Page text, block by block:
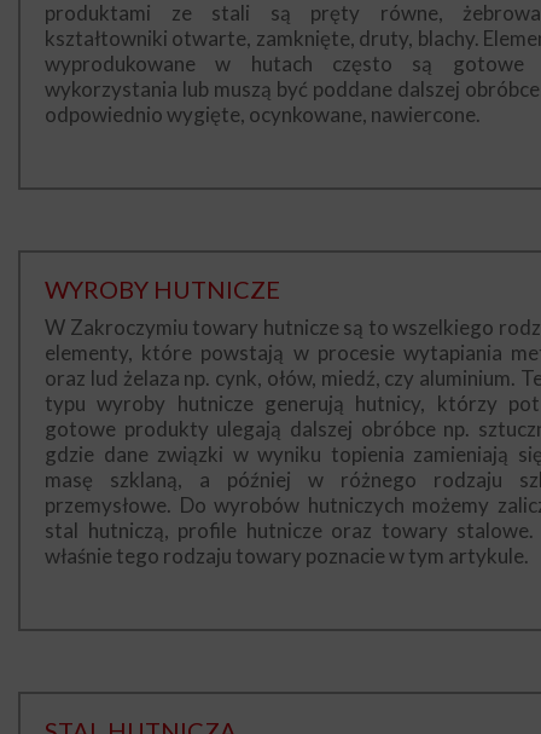
produktami ze stali są pręty równe,
kształtowniki otwarte, zamknięte, druty, blachy.
wyprodukowane w hutach często są gotowe
wykorzystania lub muszą być poddane dalszej
odpowiednio wygięte, ocynkowane, nawiercone.
WYROBY HUTNICZE
W Zakroczymiu towary hutnicze są to wszelkiego
elementy, które powstają w procesie wytapiania
oraz lud żelaza np. cynk, ołów, miedź, czy aluminium.
typu wyroby hutnicze generują hutnicy, którzy
gotowe produkty ulegają dalszej obróbce np.
gdzie dane związki w wyniku topienia zamieniają
masę szklaną, a później w różnego rodzaju
przemysłowe. Do wyrobów hutniczych możemy
stal hutniczą, profile hutnicze oraz towary stalowe.
właśnie tego rodzaju towary poznacie w tym artykule.